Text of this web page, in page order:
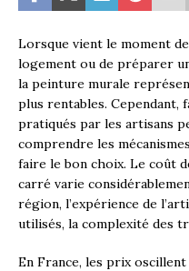
Lorsque vient le moment
logement ou de préparer
la peinture murale
plus rentables. Cependant,
pratiqués par les artisans
comprendre les
faire le bon choix. Le coût
carré varie
région, l’expérience de
utilisés, la complexité des
En France, les prix